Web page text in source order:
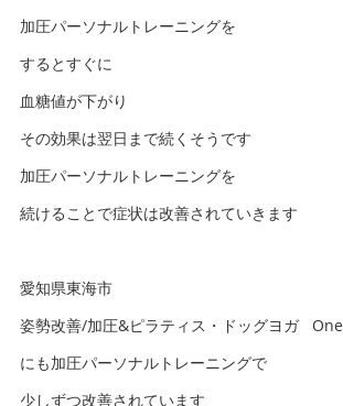
加圧パーソナルトレーニングを
するとすぐに
血糖値が下がり
その効果は翌日まで続くそうです
加圧パーソナルトレーニングを
続けることで症状は改善されていきます
愛知県東海市
姿勢改善/加圧&ピラティス・ドッグヨガ One
にも加圧パーソナルトレーニングで
少しずつ改善されています